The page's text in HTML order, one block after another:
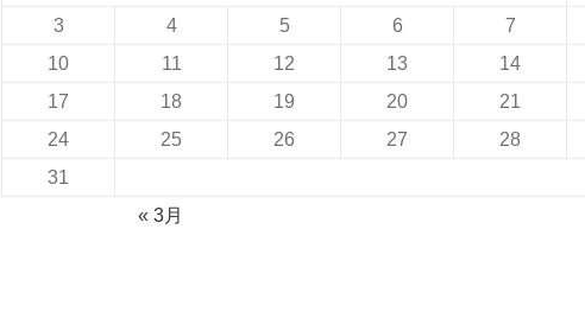
3
4 5 6 7
10
11 12 13 14
17
18 19 20 21
24
25 26 27 28
31
« 3月